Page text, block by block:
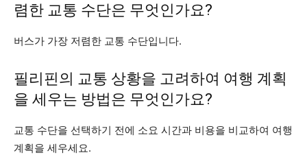
렴한 교통 수단은 무엇인가요?
버스가 가장 저렴한 교통 수단입니다.
필리핀의 교통 상황을 고려하여 여행 계획
을 세우는 방법은 무엇인가요?
교통 수단을 선택하기 전에 소요 시간과 비용을 비교하여 여행
계획을 세우세요.